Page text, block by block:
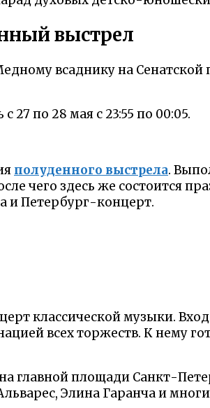
выстрел
всаднику на
27 по 28 мая с 23:55 по 00:05.
полуденного выстрела.
чего здесь же состоится
и Петербург-концерт.
классической музыки.
всех торжеств. К нему
главной площади Санкт-
Элина Гаранча и